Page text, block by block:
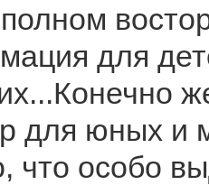
для
для юных и
что особо